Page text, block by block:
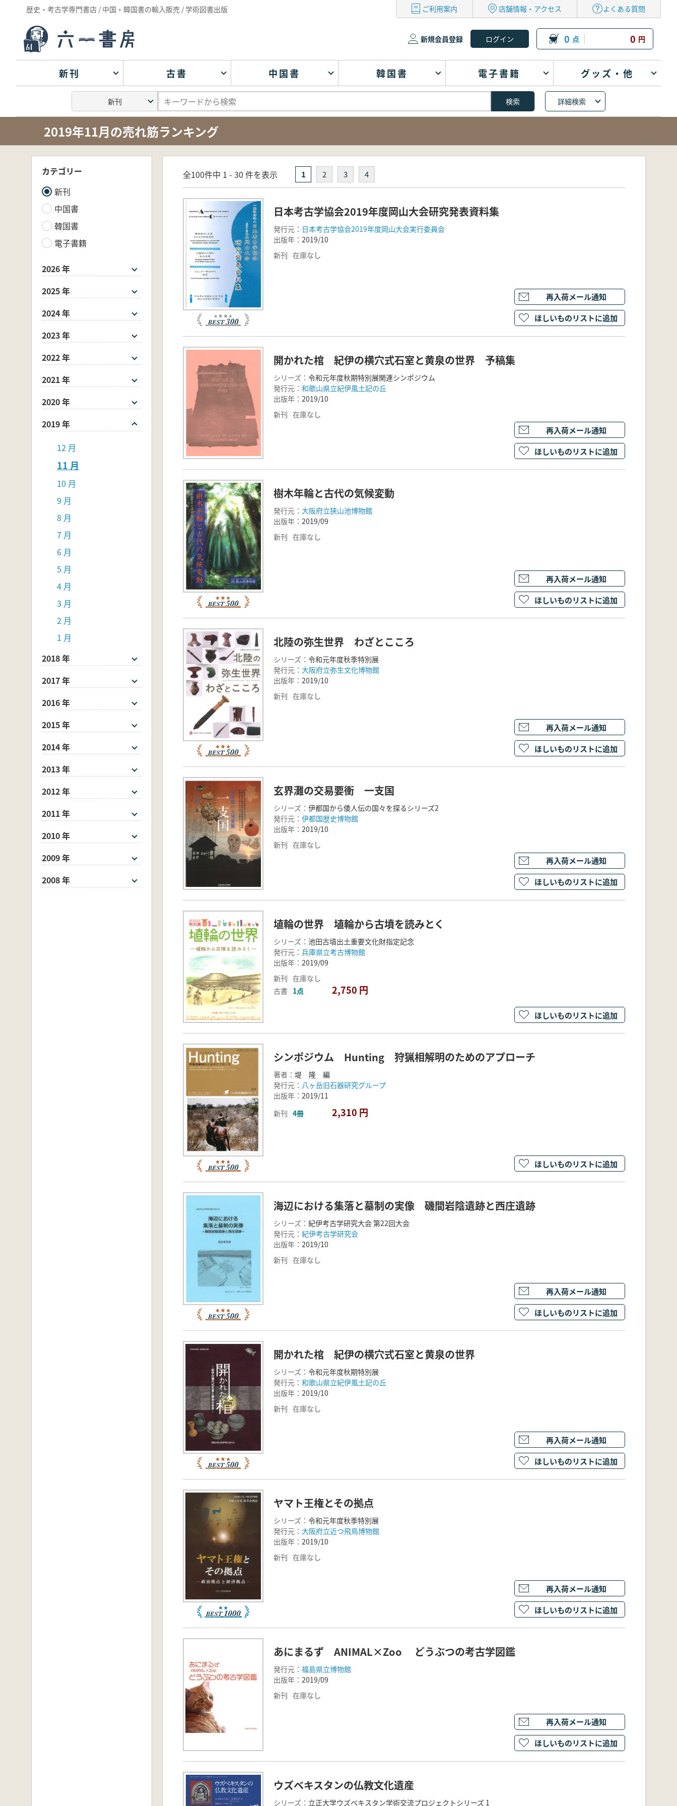
歴史・考古学専門書店 / 中国・韓国書の輸入販売 / 学術図書出版 ご利用案内 店舗情報・アクセス よくある質問
新規会員登録 0 点 0 円
新刊 古書 中国書 韓国書 電子書籍 グッズ・他
詳細検索
2019年11月の売れ筋ランキング
カテゴリー
新刊
中国書
韓国書
電子書籍
2026 年
2025 年
2024 年
2023 年
2022 年
2021 年
2020 年
2019 年
12 月
11 月
10 月
9 月
8 月
7 月
6 月
5 月
4 月
3 月
2 月
1 月
2018 年
2017 年
2016 年
2015 年
2014 年
2013 年
2012 年
2011 年
2010 年
2009 年
2008 年
全100件中 1 - 30 件を表示 1 2 3 4
日本考古学協会2019年度岡山大会研究発表資料集
発行元： 日本考古学協会2019年度岡山大会実行委員会
出版年： 2019/10
新刊 在庫なし
再入荷メール通知
ほしいものリストに追加
開かれた棺 紀伊の横穴式石室と黄泉の世界 予稿集
シリーズ： 令和元年度秋期特別展関連シンポジウム
発行元： 和歌山県立紀伊風土記の丘
出版年： 2019/10
新刊 在庫なし
再入荷メール通知
ほしいものリストに追加
樹木年輪と古代の気候変動
発行元： 大阪府立狭山池博物館
出版年： 2019/09
新刊 在庫なし
再入荷メール通知
ほしいものリストに追加
北陸の弥生世界 わざとこころ
シリーズ： 令和元年度秋季特別展
発行元： 大阪府立弥生文化博物館
出版年： 2019/10
新刊 在庫なし
再入荷メール通知
ほしいものリストに追加
玄界灘の交易要衝 一支国
シリーズ： 伊都国から倭人伝の国々を探るシリーズ2
発行元： 伊都国歴史博物館
出版年： 2019/10
新刊 在庫なし
再入荷メール通知
ほしいものリストに追加
埴輪の世界 埴輪から古墳を読みとく
シリーズ： 池田古墳出土重要文化財指定記念
発行元： 兵庫県立考古博物館
出版年： 2019/09
新刊 在庫なし
古書 1点 2,750 円
ほしいものリストに追加
シンポジウム Hunting 狩猟相解明のためのアプローチ
著者： 堤 隆 編
発行元： 八ヶ岳旧石器研究グループ
出版年： 2019/11
新刊 4冊 2,310 円
ほしいものリストに追加
海辺における集落と墓制の実像 磯間岩陰遺跡と西庄遺跡
シリーズ： 紀伊考古学研究大会 第22回大会
発行元： 紀伊考古学研究会
出版年： 2019/10
新刊 在庫なし
再入荷メール通知
ほしいものリストに追加
開かれた棺 紀伊の横穴式石室と黄泉の世界
シリーズ： 令和元年度秋期特別展
発行元： 和歌山県立紀伊風土記の丘
出版年： 2019/10
新刊 在庫なし
再入荷メール通知
ほしいものリストに追加
ヤマト王権とその拠点
シリーズ： 令和元年度秋季特別展
発行元： 大阪府立近つ飛鳥博物館
出版年： 2019/10
新刊 在庫なし
再入荷メール通知
ほしいものリストに追加
あにまるず ANIMAL×Zoo どうぶつの考古学図鑑
発行元： 福島県立博物館
出版年： 2019/09
新刊 在庫なし
再入荷メール通知
ほしいものリストに追加
ウズベキスタンの仏教文化遺産
シリーズ： 立正大学ウズベキスタン学術交流プロジェクトシリーズ 1